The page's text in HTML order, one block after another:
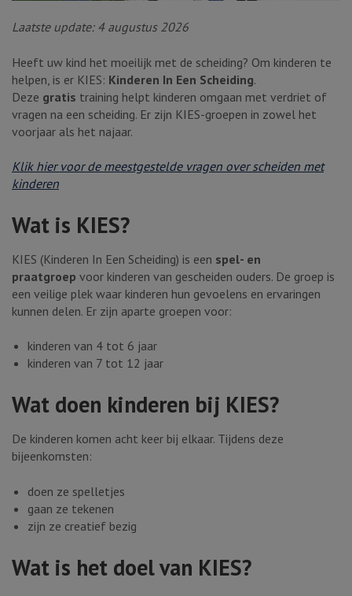
Laatste update: 4 augustus 2026
Heeft uw kind het moeilijk met de scheiding? Om kinderen te
helpen, is er KIES: Kinderen In Een Scheiding.
Deze gratis training helpt kinderen omgaan met verdriet of
vragen na een scheiding. Er zijn KIES-groepen in zowel het
voorjaar als het najaar.
Klik hier voor de meestgestelde vragen over scheiden met
kinderen
Wat is KIES?
KIES (Kinderen In Een Scheiding) is een spel- en
praatgroep voor kinderen van gescheiden ouders. De groep is
een veilige plek waar kinderen hun gevoelens en ervaringen
kunnen delen. Er zijn aparte groepen voor:
kinderen van 4 tot 6 jaar
kinderen van 7 tot 12 jaar
Wat doen kinderen bij KIES?
De kinderen komen acht keer bij elkaar. Tijdens deze
bijeenkomsten:
doen ze spelletjes
gaan ze tekenen
zijn ze creatief bezig
Wat is het doel van KIES?